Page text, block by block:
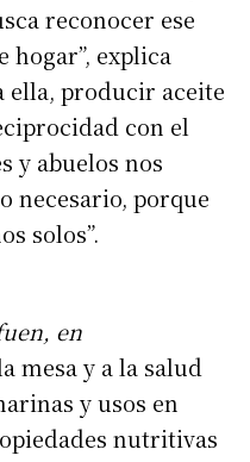
reconocer ese
hogar”, explica
ella, producir aceite
con el
y abuelos nos
necesario, porque
solos”.
en
mesa y a la salud
y usos en
nutritivas